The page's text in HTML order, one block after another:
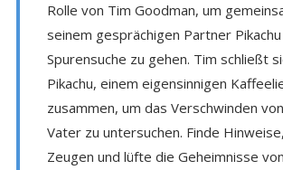
Rolle von Tim Goodman, um
seinem gesprächigen Partner
Spurensuche zu gehen. Tim schließt
Pikachu, einem eigensinnigen
zusammen, um das Verschwinden
Vater zu untersuchen. Finde
Zeugen und lüfte die Geheimnisse